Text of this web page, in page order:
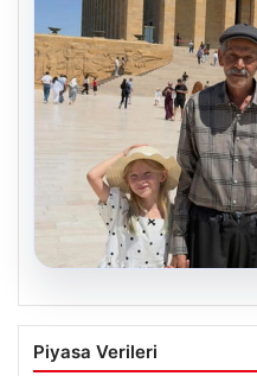
05.08.2026
Umuda Yolculuk:
Ardından Gelen
Piyasa Verileri